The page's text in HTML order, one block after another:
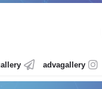
advagallery